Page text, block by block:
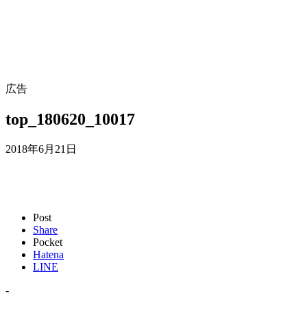
広告
top_180620_10017
2018年6月21日
Post
Share
Pocket
Hatena
LINE
-